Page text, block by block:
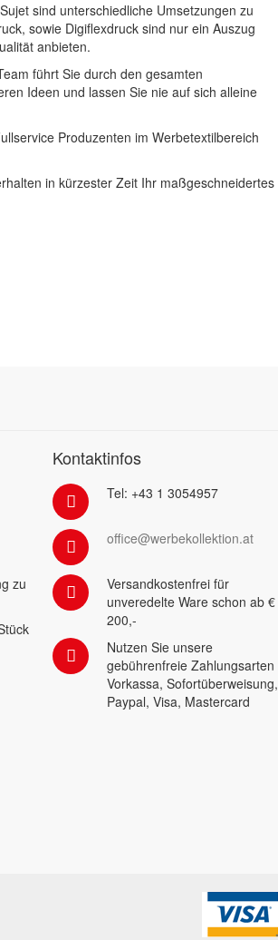
sind unterschiedliche Umsetzungen zu
sowie Digiflexdruck sind nur ein Auszug
anbieten.
führt Sie durch den gesamten
Ideen und lassen Sie nie auf sich alleine
Produzenten im Werbetextilbereich
in kürzester Zeit Ihr maßgeschneidertes
zu
Kontaktinfos
Tel: +43 1 3054957
office@werbekollektion.at
Versandkostenfrei für
unveredelte Ware schon ab €
200,-
Nutzen Sie unsere
gebührenfreie Zahlungsarten
Vorkassa, Sofortüberweisung,
Paypal, Visa, Mastercard